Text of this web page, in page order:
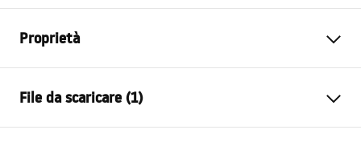
Proprietà
Modello
Pulsanti di scarico compatibili
Tipo T
File da scaricare (1)